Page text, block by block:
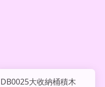
DB0025大收納桶積木